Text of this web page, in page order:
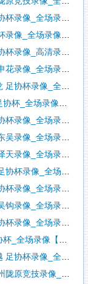
录像【全场回放】
录像【全场回放】
录像【全场回放】
录像【全场回放】
场录像【全场回放】
录像【全场回放】
录像【全场回放】
录像【高清回放】
录像【高清回放】
录像【高清回放】
录像【高清回放】
录像【全场回放】
录像【高清回放】
像【全场回放】
场录像【全场回放】
录像【视频集锦】